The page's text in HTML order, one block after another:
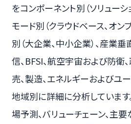
をコンポーネント別（ソリューシ
モード別（クラウドベース、オン
別（大企業、中小企業）、産業
信、BFSI、航空宇宙および防衛
売、製造、エネルギーおよびユー
地域別に詳細に分析しています
場予測、バリューチェーン、主